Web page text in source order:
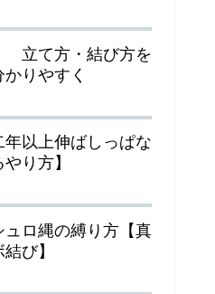
立て方・結び方を
りやすく
年以上伸ばしっぱな
り方】
ュロ縄の縛り方【真
び】